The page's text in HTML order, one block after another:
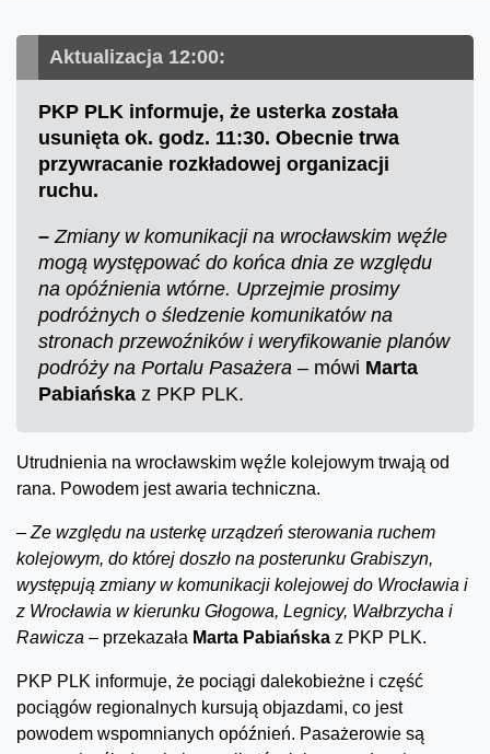
Aktualizacja 12:00:
PKP PLK informuje, że usterka została
usunięta ok. godz. 11:30. Obecnie trwa
przywracanie rozkładowej organizacji
ruchu.
– Zmiany w komunikacji na wrocławskim węźle
mogą występować do końca dnia ze względu
na opóźnienia wtórne. Uprzejmie prosimy
podróżnych o śledzenie komunikatów na
stronach przewoźników i weryfikowanie planów
podróży na Portalu Pasażera – mówi Marta
Pabiańska z PKP PLK.
Utrudnienia na wrocławskim węźle kolejowym trwają od
rana. Powodem jest awaria techniczna.
– Ze względu na usterkę urządzeń sterowania ruchem
kolejowym, do której doszło na posterunku Grabiszyn,
występują zmiany w komunikacji kolejowej do Wrocławia i
z Wrocławia w kierunku Głogowa, Legnicy, Wałbrzycha i
Rawicza – przekazała Marta Pabiańska z PKP PLK.
PKP PLK informuje, że pociągi dalekobieżne i część
pociągów regionalnych kursują objazdami, co jest
powodem wspomnianych opóźnień. Pasażerowie są